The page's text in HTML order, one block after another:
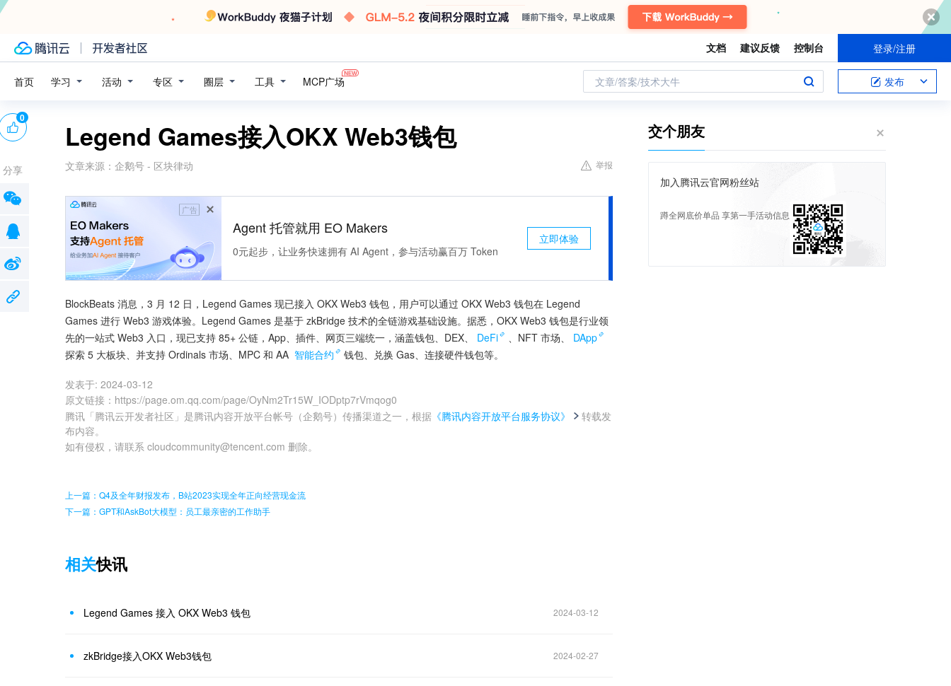
文档 建议反馈 控制台 登录/注册
首页 学习 活动 专区 圈层 工具 MCP广场 文章/答案/技术大牛 发布
Legend Games接入OKX Web3钱包
文章来源： 企鹅号 - 区块律动 举报
广告
Agent 托管就用 EO Makers
0元起步，让业务快速拥有 AI Agent，参与活动赢百万 Token
立即体验
BlockBeats 消息，3 月 12 日，Legend Games 现已接入 OKX Web3 钱包，用户可以通过 OKX Web3 钱包在 Legend
Games 进行 Web3 游戏体验。Legend Games 是基于 zkBridge 技术的全链游戏基础设施。据悉，OKX Web3 钱包是行业领
先的一站式 Web3 入口，现已支持 85+ 公链，App、插件、网页三端统一，涵盖钱包、DEX、
DeFi 、NFT 市场、
DApp
探索 5 大板块、并支持 Ordinals 市场、MPC 和 AA 智能合约 钱包、兑换 Gas、连接硬件钱包等。
发表于: 2024-03-12
原文链接 ： https://page.om.qq.com/page/OyNm2Tr15W_IODptp7rVmqog0
腾讯「腾讯云开发者社区」是腾讯内容开放平台帐号（企鹅号）传播渠道之一，根据 《腾讯内容开放平台服务协议》
转载发
布内容。
如有侵权，请联系 cloudcommunity@tencent.com 删除。
0
分享
上一篇：Q4及全年财报发布，B站2023实现全年正向经营现金流
下一篇：GPT和AskBot大模型：员工最亲密的工作助手
相关快讯
Legend Games 接入 OKX Web3 钱包 2024-03-12
zkBridge接入OKX Web3钱包 2024-02-27
交个朋友
加入腾讯云官网粉丝站
蹲全网底价单品 享第一手活动信息